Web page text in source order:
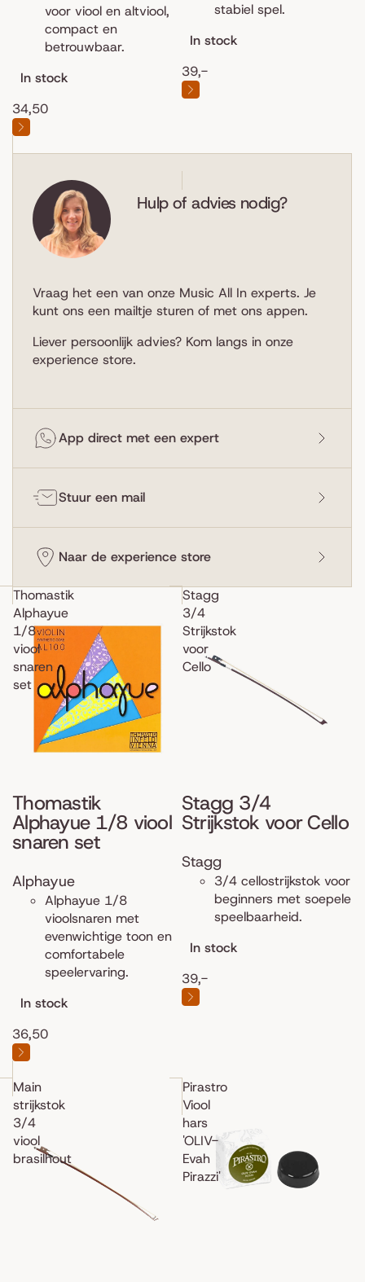
voor viool en altviool,
compact en
betrouwbaar.
In stock
34,50
Hulp of advies nodig?
Vraag het een van onze Music All In experts. Je
kunt ons een mailtje sturen of met ons appen.
Liever persoonlijk advies? Kom langs in onze
experience store.
App direct met een expert
Stuur een mail
Naar de experience store
stabiel spel.
In stock
39,-
Thomastik
Alphayue
1/8
viool
snaren
set
Thomastik
Alphayue 1/8 viool
snaren set
Alphayue
Alphayue 1/8
vioolsnaren met
evenwichtige toon en
comfortabele
speelervaring.
In stock
36,50
Stagg
3/4
Strijkstok
voor
Cello
Stagg 3/4
Strijkstok voor Cello
Stagg
3/4 cellostrijkstok voor
beginners met soepele
speelbaarheid.
In stock
39,-
Main
strijkstok
3/4
viool
brasilhout
Pirastro
Viool
hars
'OLIV-
Evah
Pirazzi'